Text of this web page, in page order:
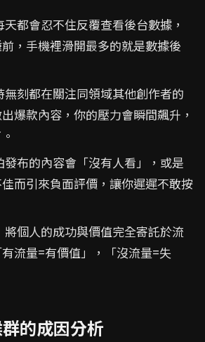
天都會忍不住反覆查看後台數據，
，手機裡滑開最多的就是數據後
無刻都在關注同領域其他創作者的
爆款內容，你的壓力會瞬間飆升，
發布的內容會「沒有人看」，或是
而引來負面評價，讓你遲遲不敢按
將個人的成功與價值完全寄託於流
流量=有價值」，「沒流量=失
的成因分析